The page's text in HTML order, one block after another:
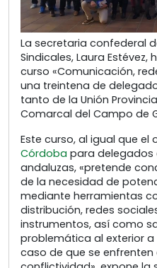
La secretaria confederal
Sindicales, Laura
curso «Comunicación,
una treintena de
tanto de la Unión
Comarcal del Campo de
Este curso, al igual que el
Córdoba para delegados
andaluzas, «pretende
de la necesidad de
mediante herramientas
distribución, redes
instrumentos, así como
problemática al exterior
caso de que se